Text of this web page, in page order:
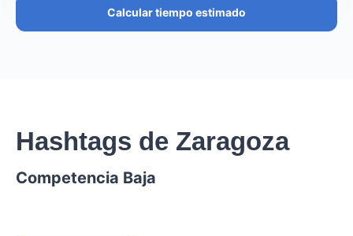
Calcular tiempo estimado
Hashtags de Zaragoza
Competencia Baja